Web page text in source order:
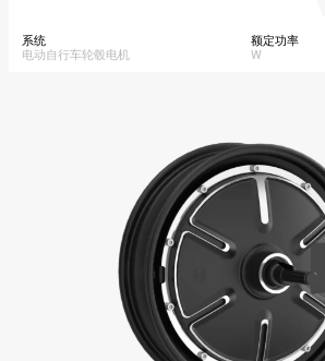
系统
电动自行车轮毂电机
额定功率
W